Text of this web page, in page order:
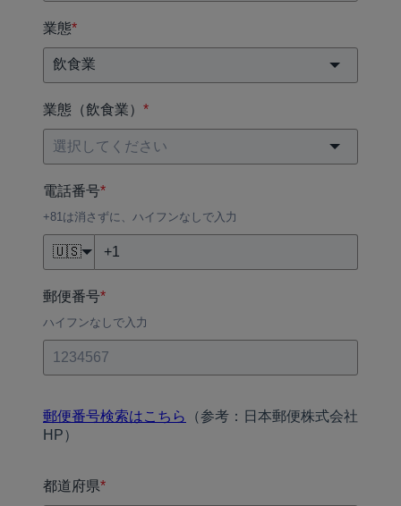
業態*
業態（飲食業） *
電話番号*
+81は消さずに、ハイフンなしで入力
🇺🇸
郵便番号*
ハイフンなしで入力
郵便番号検索はこちら
（参考：日本郵便株式会社
HP）
都道府県*